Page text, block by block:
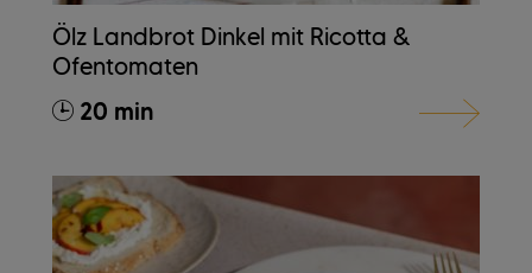
Ölz Landbrot Dinkel mit Ricotta &
Ofentomaten
20 min